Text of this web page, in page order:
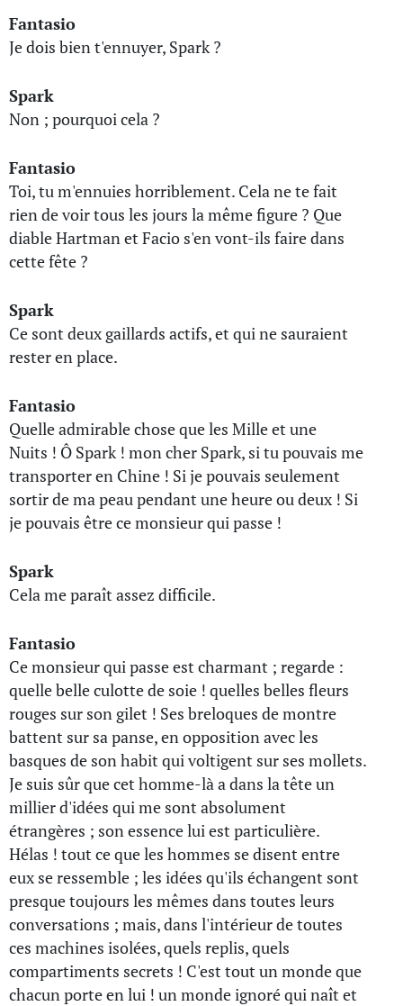
Fantasio
Je dois bien t'ennuyer, Spark ?
Spark
Non ; pourquoi cela ?
Fantasio
Toi, tu m'ennuies horriblement. Cela ne te fait
rien de voir tous les jours la même figure ? Que
diable Hartman et Facio s'en vont-ils faire dans
cette fête ?
Spark
Ce sont deux gaillards actifs, et qui ne sauraient
rester en place.
Fantasio
Quelle admirable chose que les Mille et une
Nuits ! Ô Spark ! mon cher Spark, si tu pouvais me
transporter en Chine ! Si je pouvais seulement
sortir de ma peau pendant une heure ou deux ! Si
je pouvais être ce monsieur qui passe !
Spark
Cela me paraît assez difficile.
Fantasio
Ce monsieur qui passe est charmant ; regarde :
quelle belle culotte de soie ! quelles belles fleurs
rouges sur son gilet ! Ses breloques de montre
battent sur sa panse, en opposition avec les
basques de son habit qui voltigent sur ses mollets.
Je suis sûr que cet homme-là a dans la tête un
millier d'idées qui me sont absolument
étrangères ; son essence lui est particulière.
Hélas ! tout ce que les hommes se disent entre
eux se ressemble ; les idées qu'ils échangent sont
presque toujours les mêmes dans toutes leurs
conversations ; mais, dans l'intérieur de toutes
ces machines isolées, quels replis, quels
compartiments secrets ! C'est tout un monde que
chacun porte en lui ! un monde ignoré qui naît et